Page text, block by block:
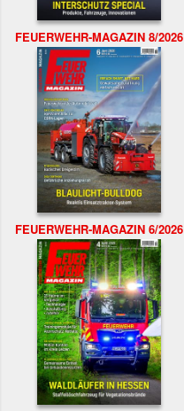
FEUERWEHR-MAGAZIN 8/2026
FEUERWEHR-MAGAZIN 6/2026